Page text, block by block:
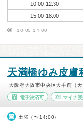
10:00-12:30
15:00-18:00
10:00-14:00
天満橋ゆみ皮膚
大阪府大阪市中央区大手前（
電子決済可 マイナ
土曜（〜14:00）